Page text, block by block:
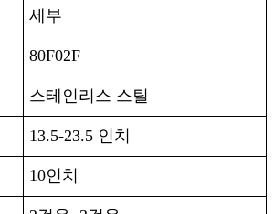
세부
80F02F
스테인리스 스틸
13.5-23.5 인치
10인치